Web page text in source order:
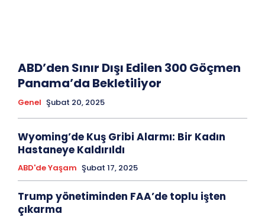
ABD’den Sınır Dışı Edilen 300 Göçmen
Panama’da Bekletiliyor
Genel Şubat 20, 2025
Wyoming’de Kuş Gribi Alarmı: Bir Kadın
Hastaneye Kaldırıldı
ABD'de Yaşam Şubat 17, 2025
Trump yönetiminden FAA’de toplu işten
çıkarma